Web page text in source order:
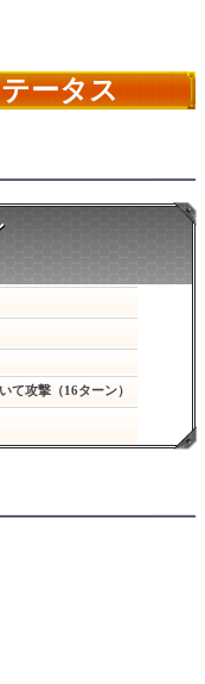
ータス
て攻撃（16ターン）